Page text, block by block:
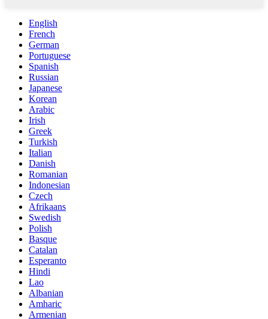
English
French
German
Portuguese
Spanish
Russian
Japanese
Korean
Arabic
Irish
Greek
Turkish
Italian
Danish
Romanian
Indonesian
Czech
Afrikaans
Swedish
Polish
Basque
Catalan
Esperanto
Hindi
Lao
Albanian
Amharic
Armenian